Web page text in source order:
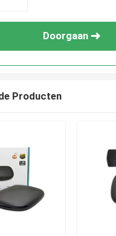
Doorgaan
Producten